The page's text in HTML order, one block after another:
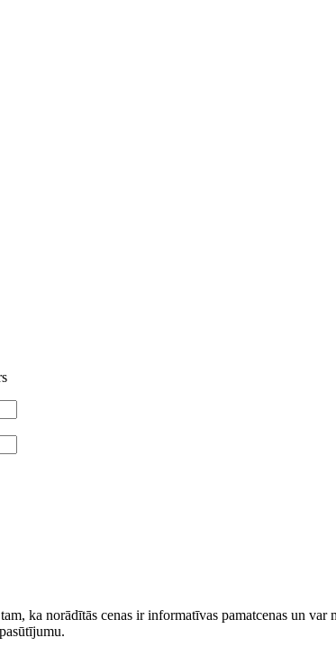
ka norādītās cenas ir ​informatīvas ​pamatcenas un